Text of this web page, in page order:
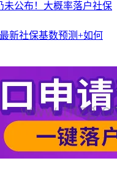
未公布！大概率落户社保
新社保基数预测+如何